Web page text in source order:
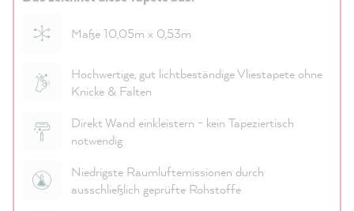
Maße 10,05m x 0,53m
Hochwertige, gut lichtbeständige Vliestapete ohne
Knicke & Falten
Direkt Wand einkleistern - kein Tapeziertisch
notwendig
Niedrigste Raumluftemissionen durch
ausschließlich geprüfte Rohstoffe